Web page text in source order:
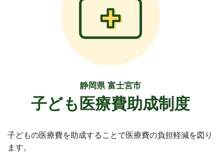
静岡県 富士宮市
子ども医療費助成制度
子どもの医療費を助成することで医療費の負担軽減を図り
ます。